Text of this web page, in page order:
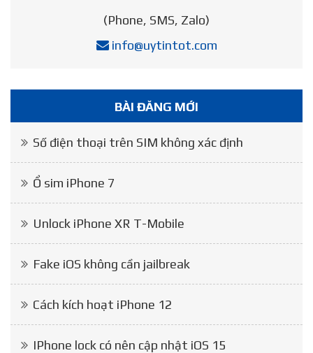
(Phone, SMS, Zalo)
info@uytintot.com
BÀI ĐĂNG MỚI
Số điện thoại trên SIM không xác định
Ổ sim iPhone 7
Unlock iPhone XR T-Mobile
Fake iOS không cần jailbreak
Cách kích hoạt iPhone 12
IPhone lock có nên cập nhật iOS 15